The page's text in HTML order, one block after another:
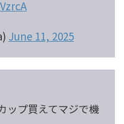
June 11, 2025
ップ買えてマジで機